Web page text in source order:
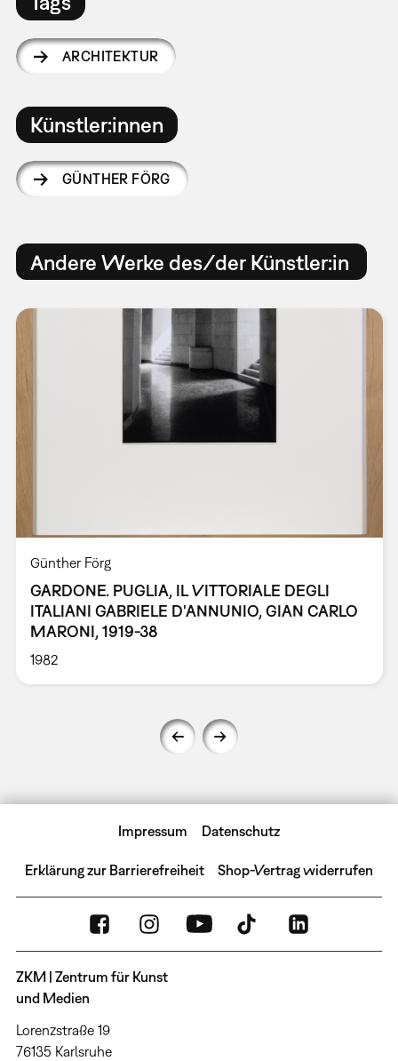
ARCHITEKTUR
Künstler:innen
GÜNTHER FÖRG
Andere Werke des/der Künstler:in
Günther Förg
GARDONE. PUGLIA, IL VITTORIALE DEGLI
ITALIANI GABRIELE D'ANNUNIO, GIAN CARLO
MARONI, 1919-38
1982
Impressum Datenschutz
Erklärung zur Barrierefreiheit Shop-Vertrag widerrufen
ZKM | Zentrum für Kunst
und Medien
Lorenzstraße 19
76135 Karlsruhe